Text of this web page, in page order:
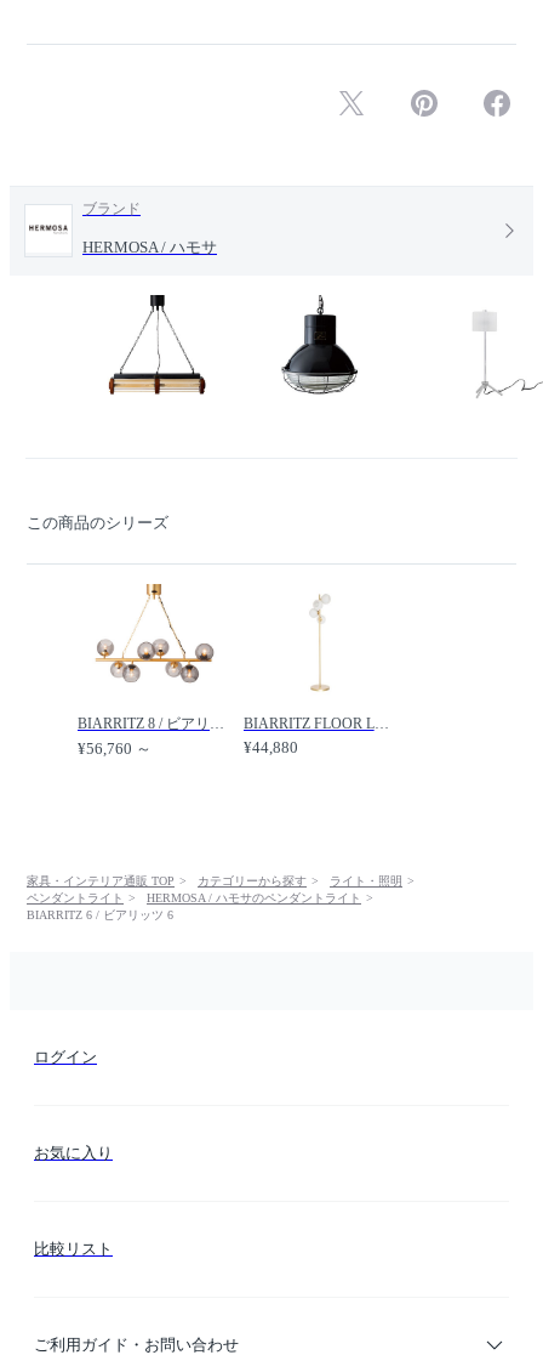
ブランド
HERMOSA / ハモサ
この商品のシリーズ
BIARRITZ 8 / ビアリッツ 8 /
¥56,760 ～
BIARRITZ FLOOR LAMP / ビアリッツ フロアランプ /
¥44,880
家具・インテリア通販 TOP カテゴリーから探す
ライト・照明
ペンダントライト
HERMOSA / ハモサのペンダントライト
BIARRITZ 6 / ビアリッツ 6
ログイン
お気に入り
比較リスト
ご利用ガイド・お問い合わせ